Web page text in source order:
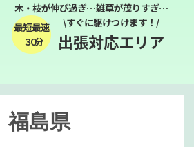
木・枝が伸び過ぎ…雑草が茂りすぎ…
最短最速
３０分
\すぐに駆けつけます！/
出張対応エリア
福島県